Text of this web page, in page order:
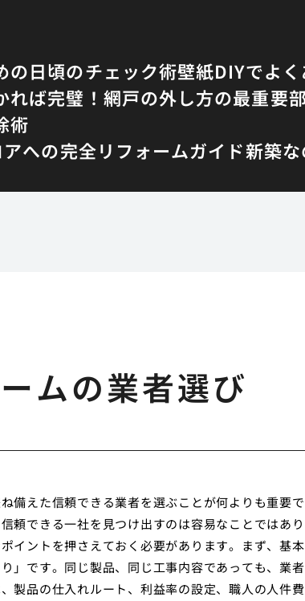
の日頃のチェック術壁紙DIYでよ
れば完璧！網戸の外し方の最重要
術
への完全リフォームガイド新築
ムの業者選び
備えた信頼できる業者を選ぶことが何よりも重要で
頼できる一社を見つけ出すのは容易なことではあ
イントを押さえておく必要があります。まず、基
」です。同じ製品、同じ工事内容であっても、業
製品の仕入れルート、利益率の設定、職人の人件